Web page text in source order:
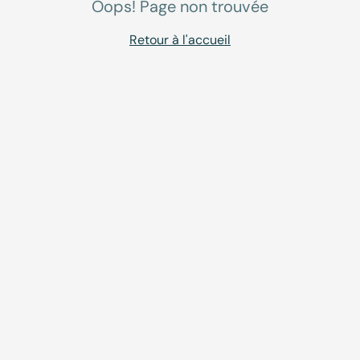
Oops! Page non trouvée
Retour à l'accueil